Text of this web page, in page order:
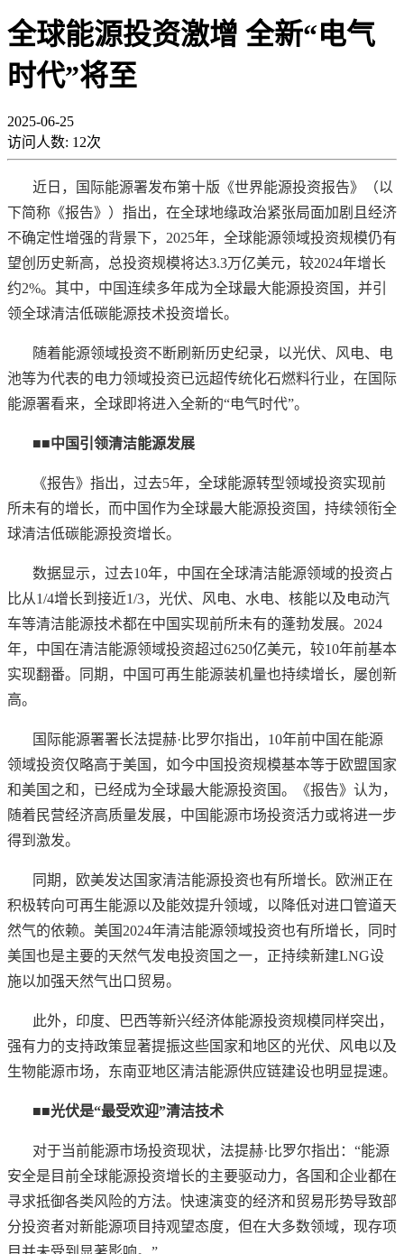
全球能源投资激增 全新“电气
时代”将至
2025-06-25
访问人数: 12次
近日，国际能源署发布第十版《世界能源投资报告》（以
下简称《报告》）指出，在全球地缘政治紧张局面加剧且经济
不确定性增强的背景下， 2025年，全球能源领域投资规模仍有
望创历史新高，总投资规模将达3.3万亿美元，较2024年增长
约2%。其中，中国连续多年成为全球最大能源投资国，并引
领全球清洁低碳能源技术投资增长。
随着能源领域投资不断刷新历史纪录，以光伏、风电、电
池等为代表的电力领域投资已远超传统化石燃料行业，在国际
能源署看来，全球即将进入全新的“电气时代”。
■■中国引领清洁能源发展
《报告》指出，过去5年，全球能源转型领域投资实现前
所未有的增长，而中国作为全球最大能源投资国，持续领衔全
球清洁低碳能源投资增长。
数据显示，过去10年，中国在全球清洁能源领域的投资占
比从1/4增长到接近1/3，光伏、风电、水电、核能以及电动汽
车等清洁能源技术都在中国实现前所未有的蓬勃发展。2024
年，中国在清洁能源领域投资超过6250亿美元，较10年前基本
实现翻番。同期，中国可再生能源装机量也持续增长，屡创新
高。
国际能源署署长法提赫·比罗尔指出，10年前中国在能源
领域投资仅略高于美国，如今中国投资规模基本等于欧盟国家
和美国之和，已经成为全球最大能源投资国。《报告》认为，
随着民营经济高质量发展，中国能源市场投资活力或将进一步
得到激发。
同期，欧美发达国家清洁能源投资也有所增长。欧洲正在
积极转向可再生能源以及能效提升领域，以降低对进口管道天
然气的依赖。美国 2024年清洁能源领域投资也有所增长，同时
美国也是主要的天然气发电投资国之一，正持续新建LNG设
施以加强天然气出口贸易。
此外，印度、巴西等新兴经济体能源投资规模同样突出，
强有力的支持政策显著提振这些国家和地区的光伏、风电以及
生物能源市场，东南亚地区清洁能源供应链建设也明显提速。
■■光伏是“最受欢迎”清洁技术
对于当前能源市场投资现状，法提赫·比罗尔指出：“能源
安全是目前全球能源投资增长的主要驱动力，各国和企业都在
寻求抵御各类风险的方法。快速演变的经济和贸易形势导致部
分投资者对新能源项目持观望态度，但在大多数领域，现存项